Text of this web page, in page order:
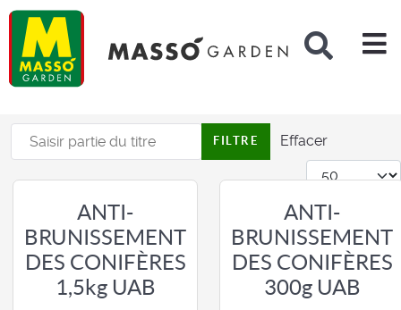
Rechercher
Saisir partie du titre FILTRE
Effacer
Afficher #
ANTI-
BRUNISSEMENT
DES CONIFÈRES
1,5kg UAB
ANTI-
BRUNISSEMENT
DES CONIFÈRES
300g UAB